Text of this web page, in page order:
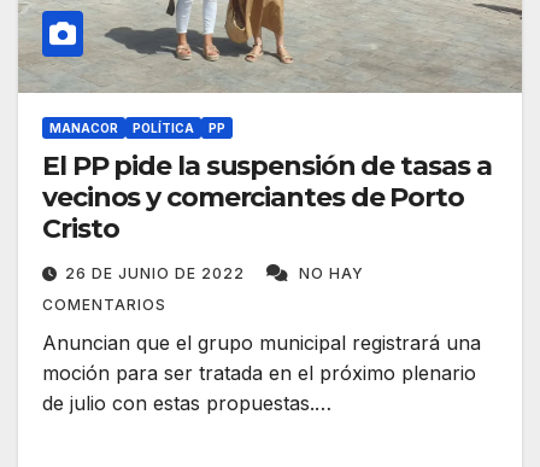
MANACOR POLÍTICA PP
El PP pide la suspensión de tasas a
vecinos y comerciantes de Porto
Cristo
26 DE JUNIO DE 2022
NO HAY
COMENTARIOS
Anuncian que el grupo municipal registrará una
moción para ser tratada en el próximo plenario
de julio con estas propuestas.…